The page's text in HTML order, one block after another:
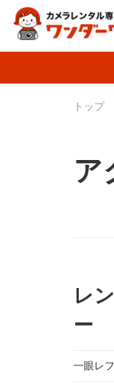
トップ
ア
レ
ー
一眼レ